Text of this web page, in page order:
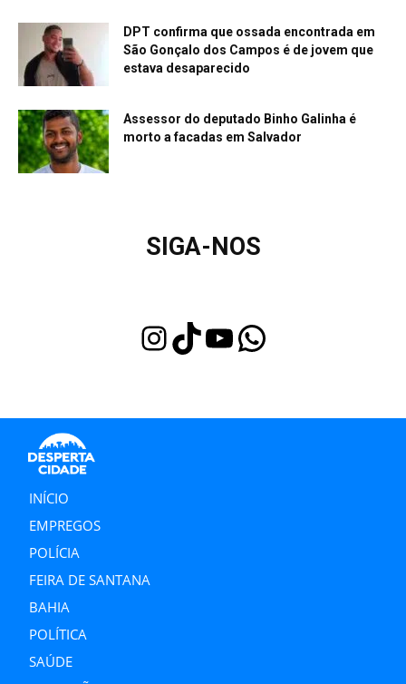
DPT confirma que ossada encontrada em
São Gonçalo dos Campos é de jovem que
estava desaparecido
Assessor do deputado Binho Galinha é
morto a facadas em Salvador
SIGA-NOS
InstagramTikTok Youtube WhatsApp
INÍCIO
EMPREGOS
POLÍCIA
FEIRA DE SANTANA
BAHIA
POLÍTICA
SAÚDE